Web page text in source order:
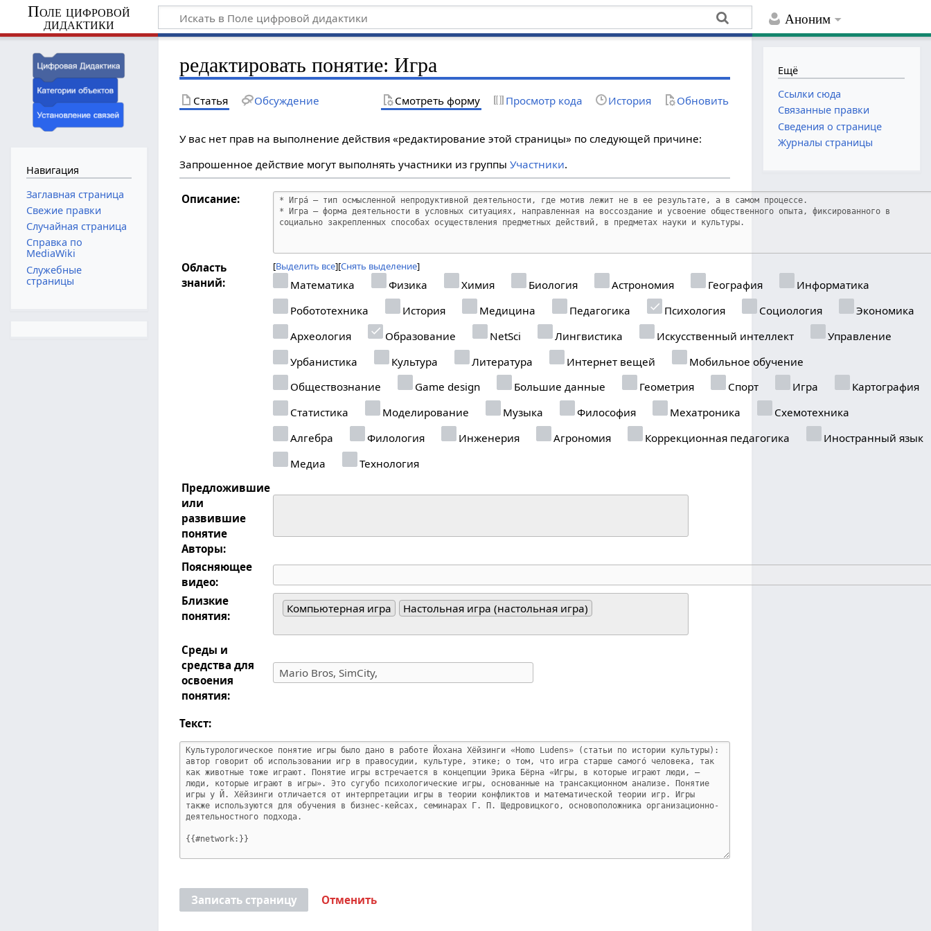
Аноним
Поле цифровой
дидактики
редактировать понятие: Игра
Статья Обсуждение Смотреть форму Просмотр кода История Обновить
У вас нет прав на выполнение действия «редактирование этой страницы» по следующей причине:
Запрошенное действие могут выполнять участники из группыУчастники.
Описание:
Область
знаний:
Выделить все Снять выделение
Математика Физика Химия Биология Астрономия География
Информатика
Робототехника
История Медицина Педагогика Психология Социология
Экономика
Археология
Образование NetSci Лингвистика Искусственный интеллект
Управление
Урбанистика
Культура Литература Интернет вещей
Мобильное обучение
Обществознание
Game design Большие данные Геометрия Спорт Игра
Картография
Статистика
Моделирование Музыка Философия Мехатроника
Схемотехника
Алгебра
Филология Инженерия Агрономия Коррекционная педагогика
Иностранный язык
Медиа
Технология
Предложившие
или
развившие
понятие
Авторы:
Поясняющее
видео:
Близкие
понятия:
Компьютерная игра Настольная игра (настольная игра)
Среды и
средства для
освоения
понятия:
Текст:
Записать страницу Отменить
Навигация
Заглавная страница
Свежие правки
Случайная страница
Справка по
MediaWiki
Служебные
страницы
Ещё
Ссылки сюда
Связанные правки
Сведения о странице
Журналы страницы